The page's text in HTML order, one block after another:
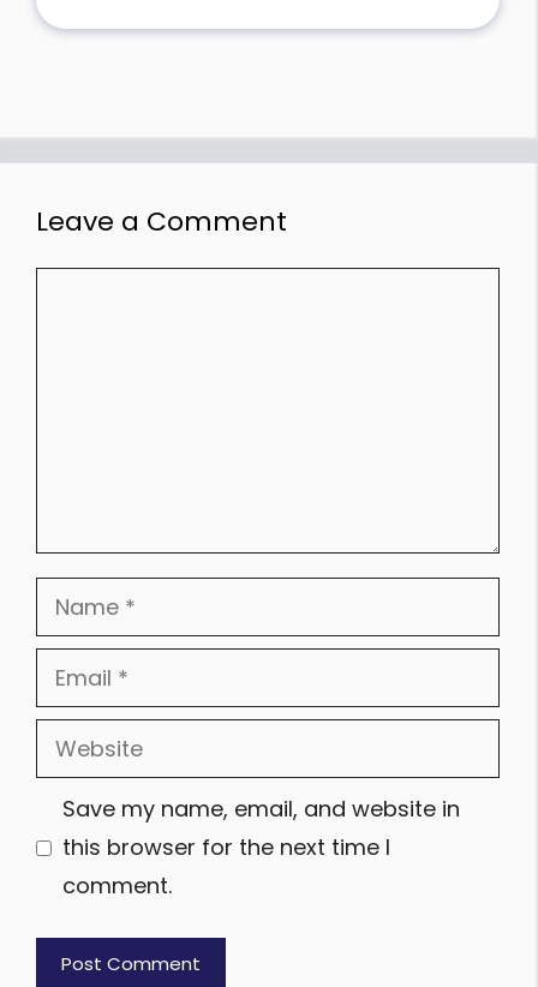
Leave a Comment
Name
Email
Website
Save my name, email, and website in
this browser for the next time I
comment.